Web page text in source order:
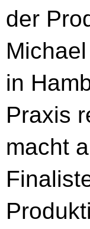
der
in
Praxis
macht